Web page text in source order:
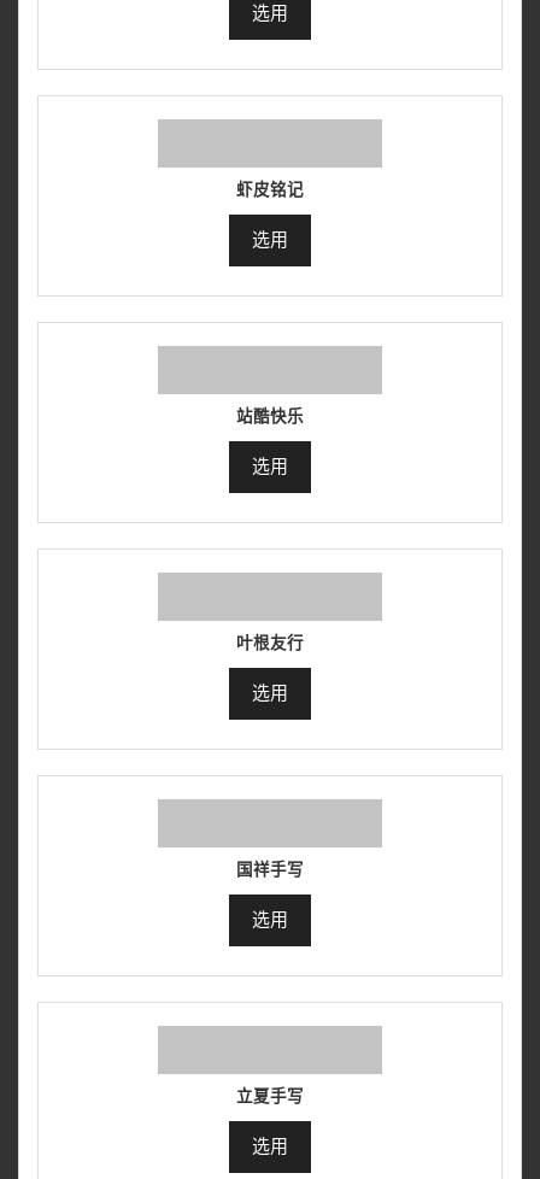
选用
虾皮铭记
选用
站酷快乐
选用
叶根友行
选用
国祥手写
选用
立夏手写
选用